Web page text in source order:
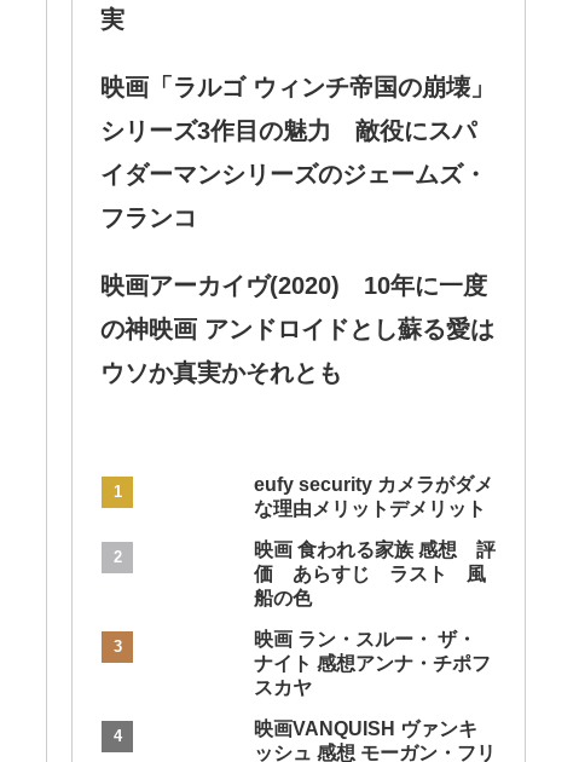
実
映画「ラルゴ ウィンチ帝国の崩壊」
シリーズ3作目の魅力 敵役にスパ
イダーマンシリーズのジェームズ・
フランコ
映画アーカイヴ(2020) 10年に一度
の神映画 アンドロイドとし蘇る愛は
ウソか真実かそれとも
eufy security カメラがダメ
な理由メリットデメリット
映画 食われる家族 感想 評
価 あらすじ ラスト 風
船の色
映画 ラン・スルー・ ザ・
ナイト 感想アンナ・チポフ
スカヤ
映画VANQUISH ヴァンキ
ッシュ 感想 モーガン・フリ